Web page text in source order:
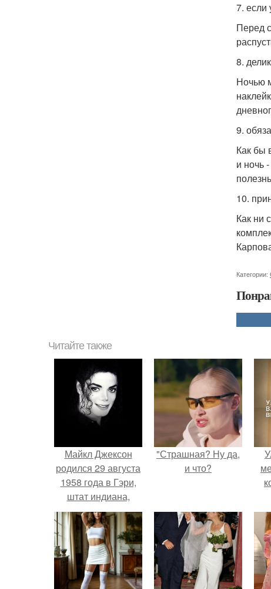
7. если
Перед
8.
Ночью
9.
Как бы
и ночь
10.
Как ни
Категории:
Читайте также
Майкл Джексон
родился 29 августа
1958 года в Гэри,
штат индиана,
США.
"Страшная? Ну да,
и что?